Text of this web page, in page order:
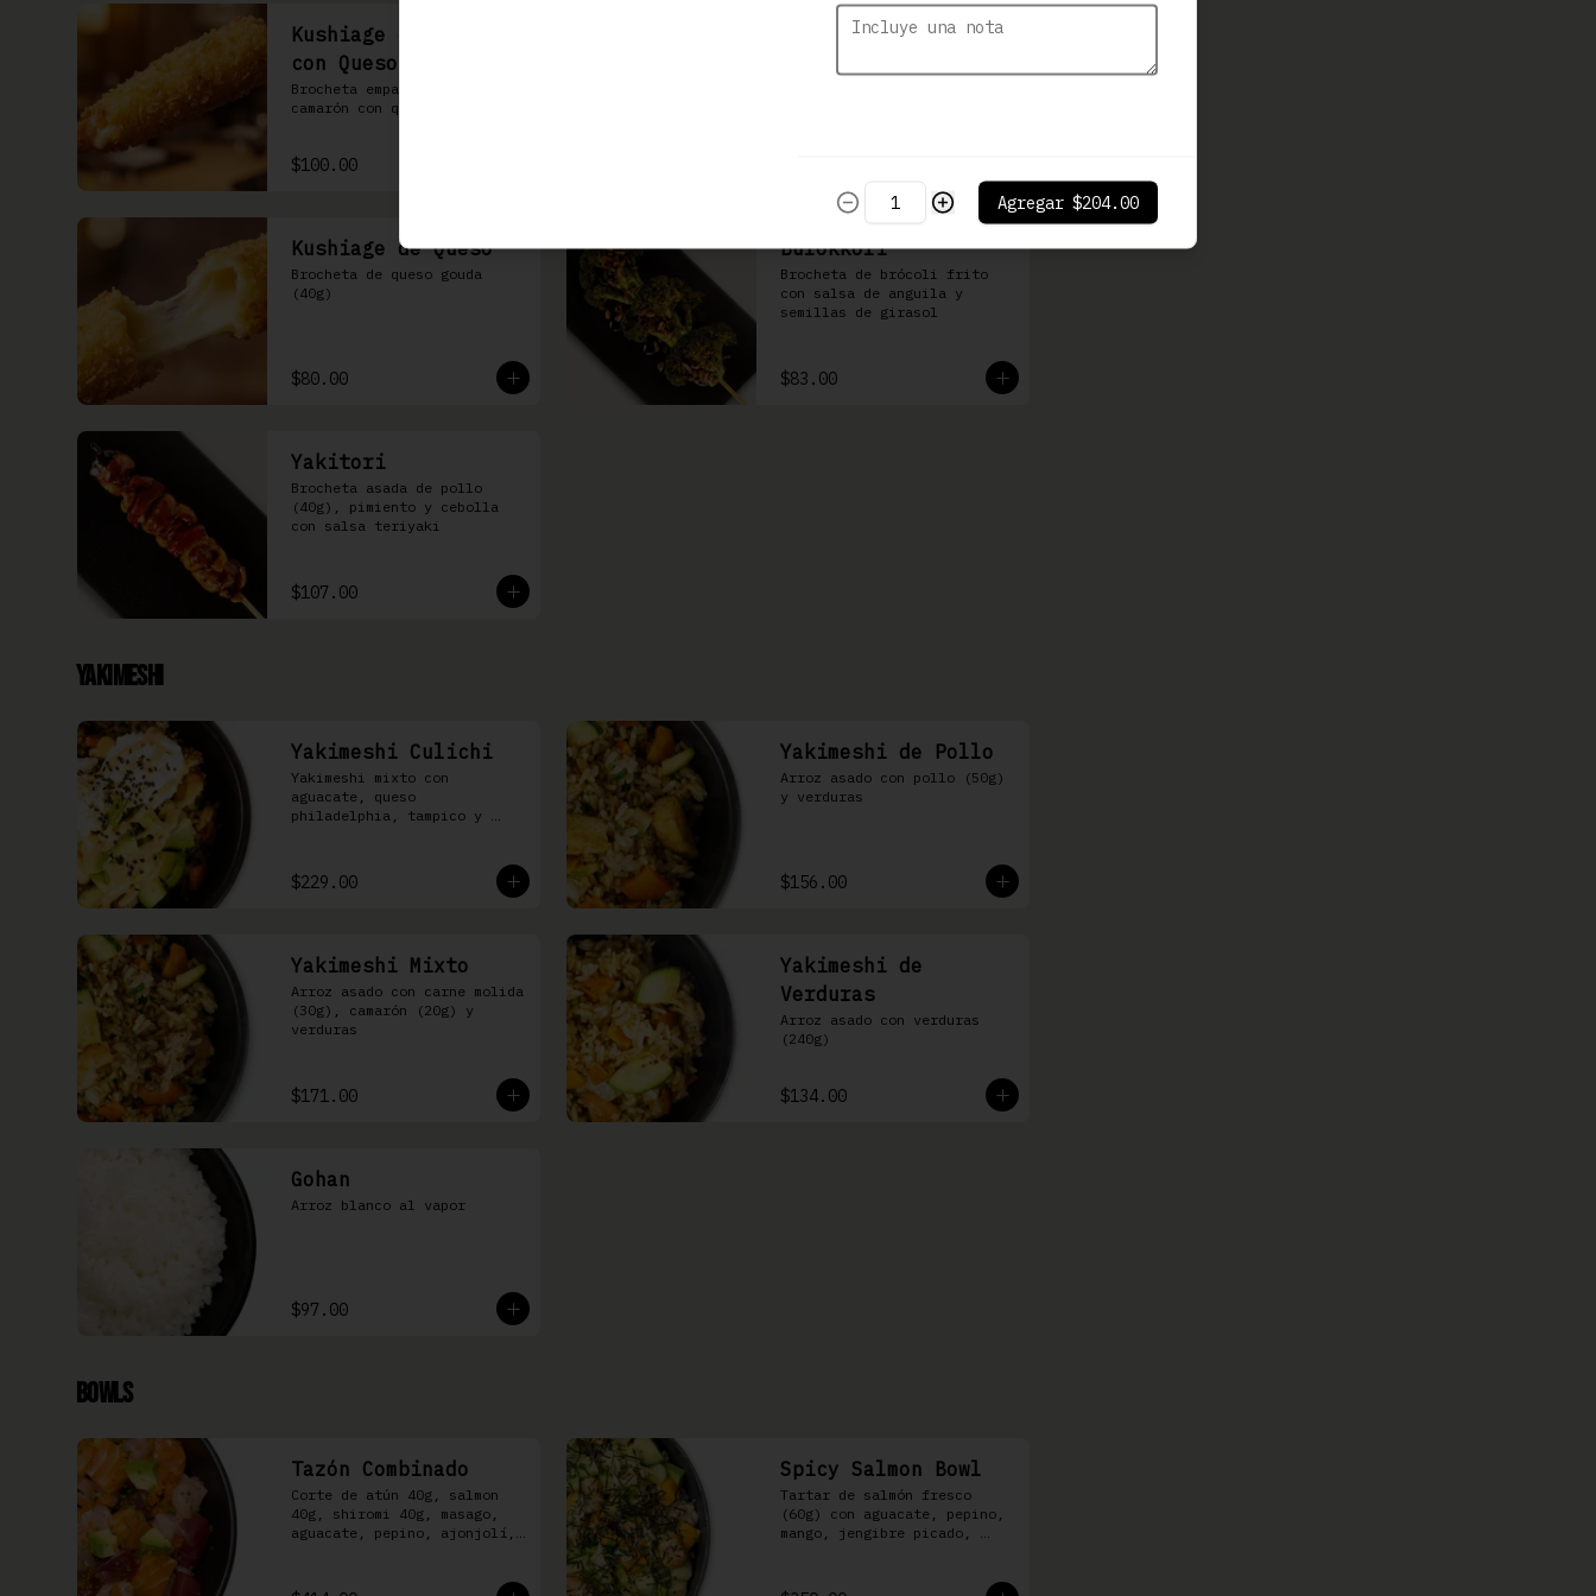
Kushiage de Camarón
con Queso
Brocheta empanizada de
camarón con queso gouda
$100.00
Kushiage de Plátano
Kushiage de Queso
Brocheta de queso gouda
(40g)
$80.00
Burokkori
Brocheta de brócoli frito
con salsa de anguila y
semillas de girasol
$83.00
Yakitori
Brocheta asada de pollo
(40g), pimiento y cebolla
con salsa teriyaki
$107.00
Yakimeshi
Yakimeshi Culichi
Yakimeshi mixto con
aguacate, queso
philadelphia, tampico y
$229.00
Yakimeshi de Pollo
Arroz asado con pollo (50g)
y verduras
$156.00
Yakimeshi Mixto
Arroz asado con carne molida
(30g), camarón (20g) y
verduras
$171.00
Yakimeshi de
Verduras
Arroz asado con verduras
(240g)
$134.00
Gohan
Arroz blanco al vapor
$97.00
Bowls
Tazón Combinado
Corte de atún 40g, salmon
40g, shiromi 40g, masago,
aguacate, pepino, ajonjolí,
Spicy Salmon Bowl
Tartar de salmón fresco
(60g) con aguacate, pepino,
mango, jengibre picado,
sobre arroz shari
Agregar $204.00